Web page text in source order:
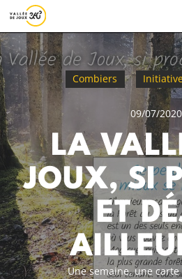
Combiers
09/07/2020
LA
JOUX, SI
ET
Une semaine, une carte